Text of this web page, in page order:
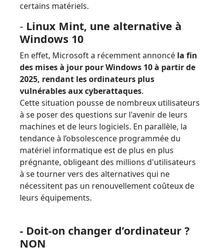
certains matériels.
- Linux Mint, une alternative à
Windows 10
En effet, Microsoft a récemment annoncé la fin
des mises à jour pour Windows 10 à partir de
2025, rendant les ordinateurs plus
vulnérables aux cyberattaques.
Cette situation pousse de nombreux utilisateurs
à se poser des questions sur l'avenir de leurs
machines et de leurs logiciels. En parallèle, la
tendance à l’obsolescence programmée du
matériel informatique est de plus en plus
prégnante, obligeant des millions d'utilisateurs
à se tourner vers des alternatives qui ne
nécessitent pas un renouvellement coûteux de
leurs équipements.
- Doit-on changer d’ordinateur ?
NON